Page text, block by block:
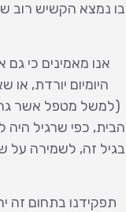
בו נמצא הקשיש רוב
אנו מאמינים כי
היומיום יורדת, או
(למשל מטפל אשר גר
הבית, כפי שרגיל היה
בגיל זה, לשמירה על
תפקידנו בתחום זה